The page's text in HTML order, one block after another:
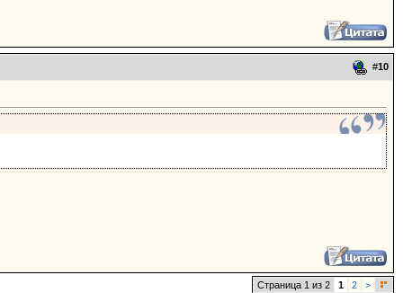
#10
Страница 1 из 2 1 2 >